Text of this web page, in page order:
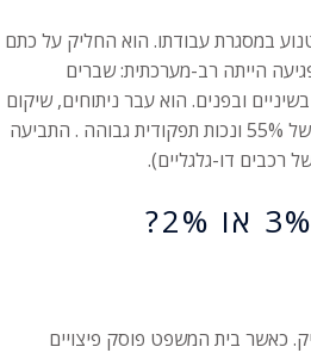
רכב על קטנוע במסגרת עבודתו. הוא החליק על כתם
הייתה רב-מערכתית: שברים
ובפנים. הוא עבר ניתוחים, שיקום
. התביעה
רכבים דו-גלגליים).
כאשר בית המשפט פוסק פיצויים